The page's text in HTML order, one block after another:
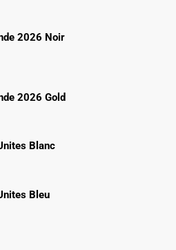
2026 Noir
2026 Gold
Blanc
Bleu